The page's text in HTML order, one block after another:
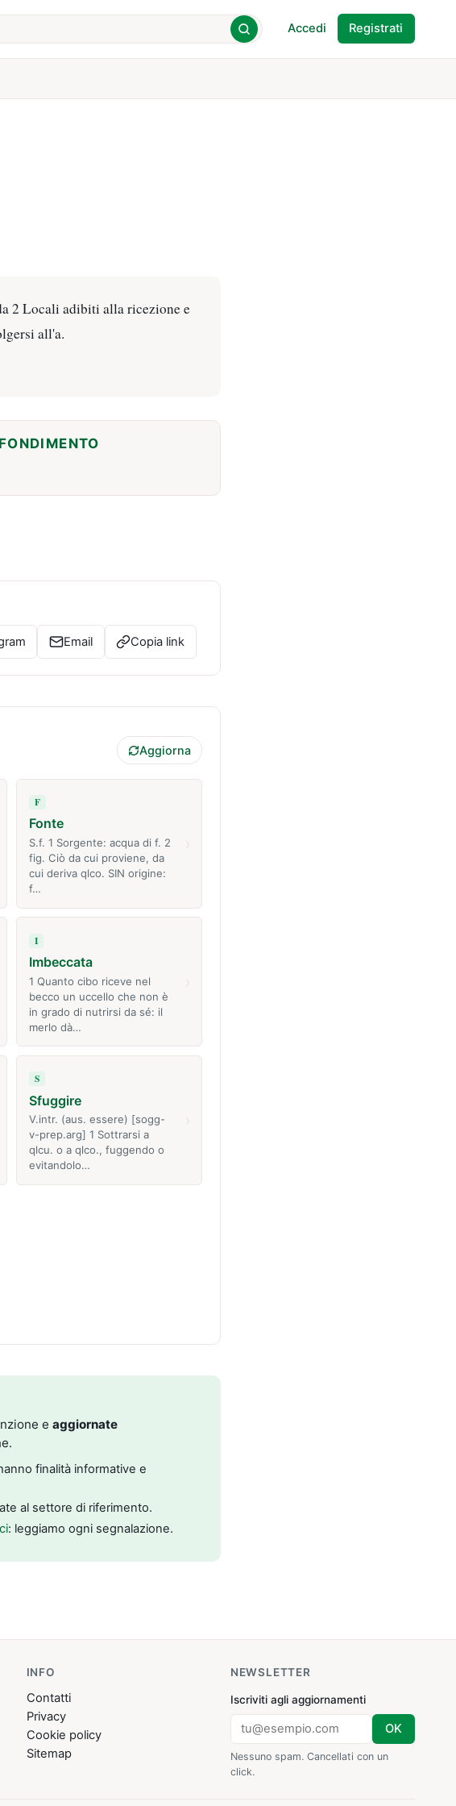
Accedi Registrati
2 Locali adibiti alla ricezione e
all'a.
Email Copia link
Aggiorna
F
Fonte
S.f. 1 Sorgente: acqua di f. 2
fig. Ciò da cui proviene, da
cui deriva qlco. SIN origine:
f…
I
Imbeccata
1 Quanto cibo riceve nel
becco un uccello che non è
in grado di nutrirsi da sé: il
merlo dà…
S
Sfuggire
V.intr. (aus. essere) [sogg-
v-prep.arg] 1 Sottrarsi a
qlcu. o a qlco., fuggendo o
evitandolo…
e aggiornate
finalità informative e
al settore di riferimento.
: leggiamo ogni segnalazione.
INFO
Contatti
Privacy
Cookie policy
Sitemap
NEWSLETTER
Iscriviti agli aggiornamenti
OK
Nessuno spam. Cancellati con un
click.